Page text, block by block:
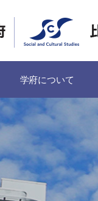
学府について